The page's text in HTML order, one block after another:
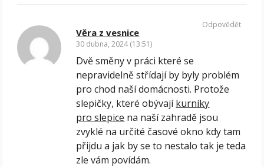
Věra z vesnice
30 dubna, 2024 (13:51)
Dvě směny v práci které se
nepravidelně střídají by byly problém
pro chod naší domácnosti. Protože
slepičky, které obývajíkurníky
pro slepice na naší zahradě jsou
zvyklé na určité časové okno kdy tam
přijdu a jak by se to nestalo tak je teda
zle vám povídám.
Odpovědět